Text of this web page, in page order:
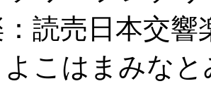
読売日本交響
こはまみな